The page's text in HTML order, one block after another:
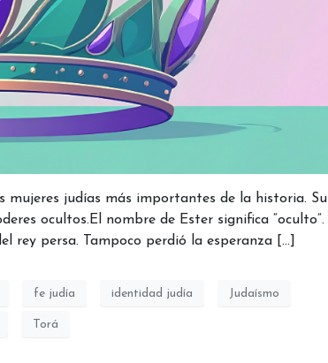
mujeres judías más importantes de la historia. Su
ocultos.El nombre de Ester significa “oculto”.
rey persa. Tampoco perdió la esperanza […]
fe judía identidad judía Judaísmo
Torá